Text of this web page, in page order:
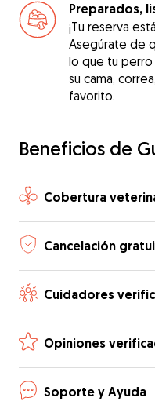
Preparados,
¡Tu reserva
Asegúrate de
lo que tu perro
su cama,
favorito.
Beneficios de
Cobertura
Cancelación
Cuidadores
Opiniones
Soporte y Ayuda